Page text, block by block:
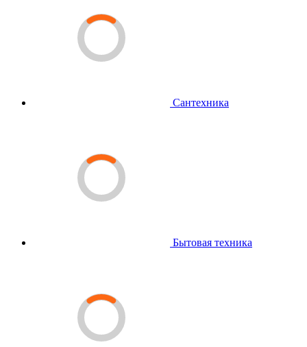
Сантехника
Бытовая техника